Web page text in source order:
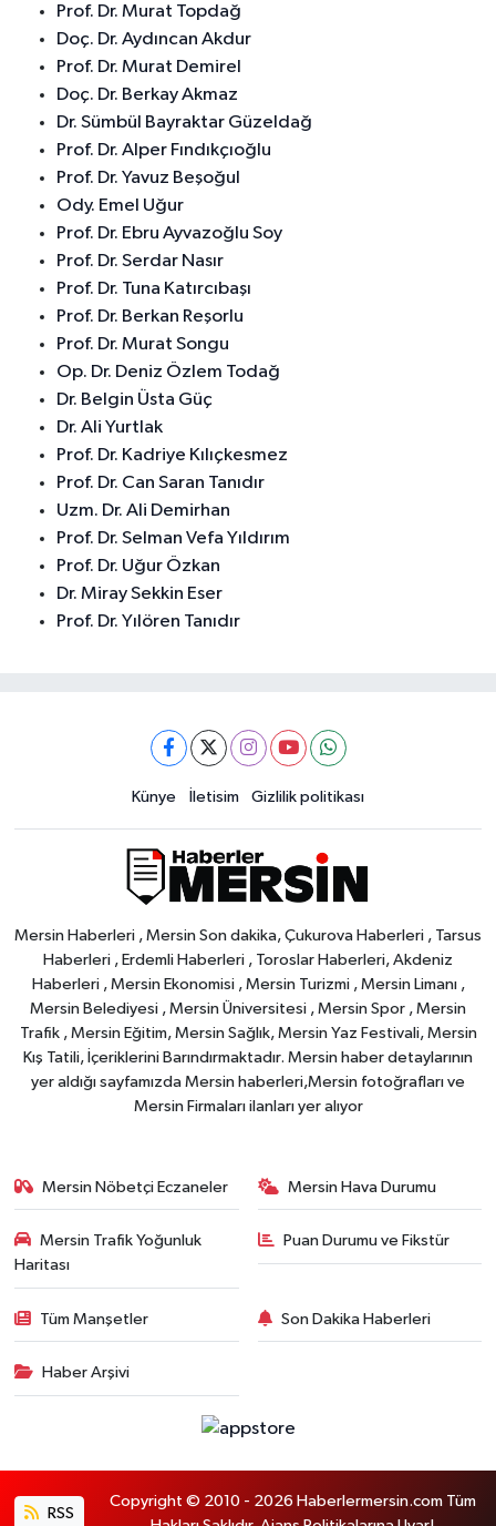
Prof. Dr. Murat Topdağ
Doç. Dr. Aydıncan Akdur
Prof. Dr. Murat Demirel
Doç. Dr. Berkay Akmaz
Dr. Sümbül Bayraktar Güzeldağ
Prof. Dr. Alper Fındıkçıoğlu
Prof. Dr. Yavuz Beşoğul
Ody. Emel Uğur
Prof. Dr. Ebru Ayvazoğlu Soy
Prof. Dr. Serdar Nasır
Prof. Dr. Tuna Katırcıbaşı
Prof. Dr. Berkan Reşorlu
Prof. Dr. Murat Songu
Op. Dr. Deniz Özlem Todağ
Dr. Belgin Üsta Güç
Dr. Ali Yurtlak
Prof. Dr. Kadriye Kılıçkesmez
Prof. Dr. Can Saran Tanıdır
Uzm. Dr. Ali Demirhan
Prof. Dr. Selman Vefa Yıldırım
Prof. Dr. Uğur Özkan
Dr. Miray Sekkin Eser
Prof. Dr. Yılören Tanıdır
Künye İletisim Gizlilik politikası
Mersin Haberleri , Mersin Son dakika, Çukurova Haberleri , Tarsus
Haberleri , Erdemli Haberleri , Toroslar Haberleri, Akdeniz
Haberleri , Mersin Ekonomisi , Mersin Turizmi , Mersin Limanı ,
Mersin Belediyesi , Mersin Üniversitesi , Mersin Spor , Mersin
Trafik , Mersin Eğitim, Mersin Sağlık, Mersin Yaz Festivali, Mersin
Kış Tatili, İçeriklerini Barındırmaktadır. Mersin haber detaylarının
yer aldığı sayfamızda Mersin haberleri,Mersin fotoğrafları ve
Mersin Firmaları ilanları yer alıyor
Mersin Nöbetçi Eczaneler Mersin Hava Durumu
Mersin Trafik Yoğunluk
Haritası
Puan Durumu ve Fikstür
Tüm Manşetler Son Dakika Haberleri
Haber Arşivi
RSS
Copyright © 2010 - 2026 Haberlermersin.com Tüm